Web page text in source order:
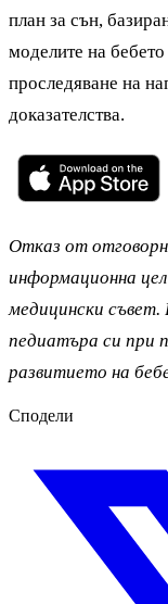
план за сън,
моделите на
проследяване на
доказателства.
Отказ от
информационна
медицински съвет.
педиатъра си при
развитието на
Сподели